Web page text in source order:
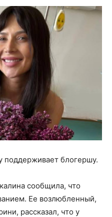
поддерживает блогершу.
сообщила, что
Ее возлюбленный,
рассказал, что у